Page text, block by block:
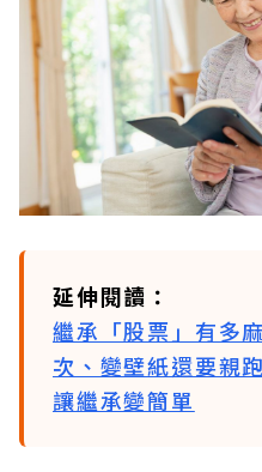
延伸閱讀：
繼承「股票」有多
次、變壁紙還要親
讓繼承變簡單